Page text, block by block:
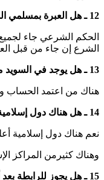
12 ـ هل العبرة بمسلمي الدول العربية فقط أم جميع المسلمين ولو كانوا عجما؟
الحكم الشرعي جاء
الشرع إن جاء من قبل
13 ـ هل يوجد في السويد من اعتمد رأي الحساب وأعلن العيد 5 يوليو وهو مستمر على ذلك؟ وكم عددهم وما نسبتهم في السويد؟
هناك من اعتمد الحساب ولم
14 ـ هل هناك دول إسلامية أعلنت العيد يوم 5 يوليو؟
نعم هناك دول إسلامية
وهناك كثيرمن المراكز
15 ـ هل يجوز للرابطة بعد أن كانت تعتمد سابقاً على رؤية مكة أن تغير رأيها وتعتمد رأي المجلس الأوروبي للإفتاء كمرجعية لها؟ وما السبب في ذلك؟